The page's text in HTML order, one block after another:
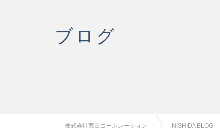
ブログ
株式会社西田コーポレーション NISHIDA BLOG